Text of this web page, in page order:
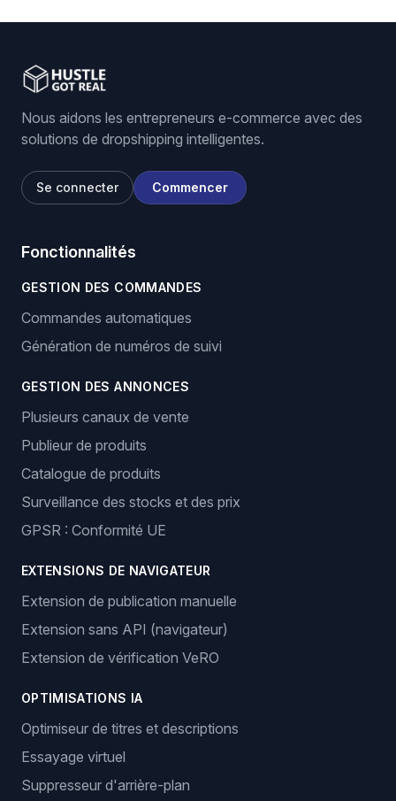
Nous aidons les entrepreneurs e-commerce avec des
solutions de dropshipping intelligentes.
Se connecter Commencer
Fonctionnalités
GESTION DES COMMANDES
Commandes automatiques
Génération de numéros de suivi
GESTION DES ANNONCES
Plusieurs canaux de vente
Publieur de produits
Catalogue de produits
Surveillance des stocks et des prix
GPSR : Conformité UE
EXTENSIONS DE NAVIGATEUR
Extension de publication manuelle
Extension sans API (navigateur)
Extension de vérification VeRO
OPTIMISATIONS IA
Optimiseur de titres et descriptions
Essayage virtuel
Suppresseur d'arrière-plan